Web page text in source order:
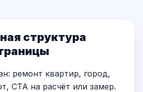
структура
ремонт квартир, город,
CTA на расчёт или замер.